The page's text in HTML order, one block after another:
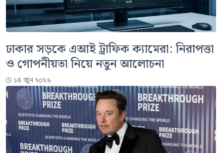
ঢাকার সড়কে এআই ট্রাফিক ক্যামেরা: নিরাপত্তা
ও গোপনীয়তা নিয়ে নতুন আলোচনা
১৪ জুন ২০২৬